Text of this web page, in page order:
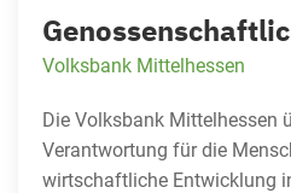
Volksbank Mittelhessen
Die Volksbank Mittelhessen
Verantwortung für die
wirtschaftliche Entwicklung